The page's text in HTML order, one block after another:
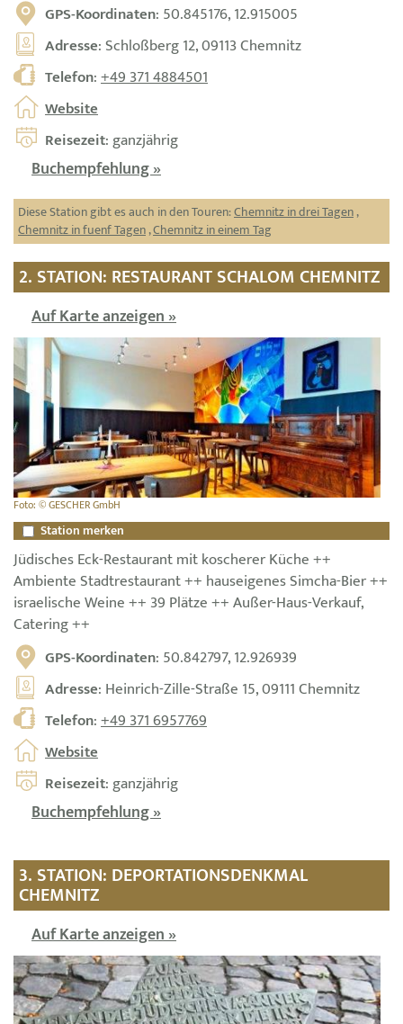
GPS-Koordinaten: 50.845176, 12.915005
Adresse: Schloßberg 12, 09113 Chemnitz
Telefon:+49 371 4884501
Website
Reisezeit: ganzjährig
Buchempfehlung »
Diese Station gibt es auch in den Touren:Chemnitz in drei Tagen,
Chemnitz in fuenf Tagen,Chemnitz in einem Tag
2. STATION: RESTAURANT SCHALOM CHEMNITZ
Auf Karte anzeigen »
Foto: © GESCHER GmbH
Station merken
Jüdisches Eck-Restaurant mit koscherer Küche ++
Ambiente Stadtrestaurant ++ hauseigenes Simcha-Bier ++
israelische Weine ++ 39 Plätze ++ Außer-Haus-Verkauf,
Catering ++
GPS-Koordinaten: 50.842797, 12.926939
Adresse: Heinrich-Zille-Straße 15, 09111 Chemnitz
Telefon:+49 371 6957769
Website
Reisezeit: ganzjährig
Buchempfehlung »
3. STATION: DEPORTATIONSDENKMAL
CHEMNITZ
Auf Karte anzeigen »